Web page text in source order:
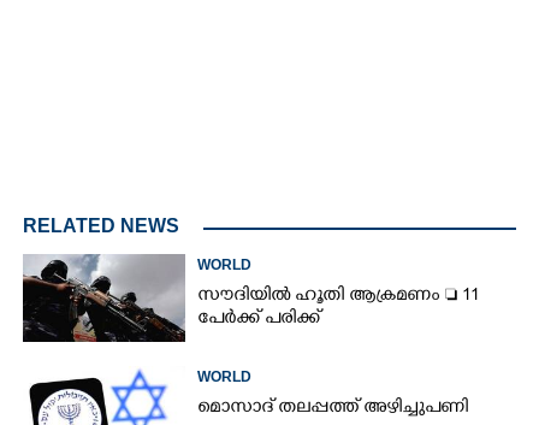
RELATED NEWS
WORLD
സൗദിയിൽ ഹൂതി ആക്രമണം  11
പേർക്ക് പരിക്ക്
WORLD
മൊസാദ് തലപ്പത്ത് അഴിച്ചുപണി